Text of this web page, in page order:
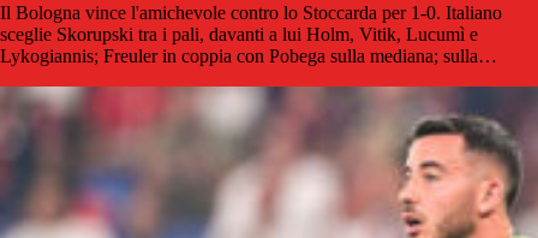
Il Bologna vince l'amichevole contro lo Stoccarda per 1-0. Italiano
sceglie Skorupski tra i pali, davanti a lui Holm, Vitik, Lucumì e
Lykogiannis; Freuler in coppia con Pobega sulla mediana; sulla…